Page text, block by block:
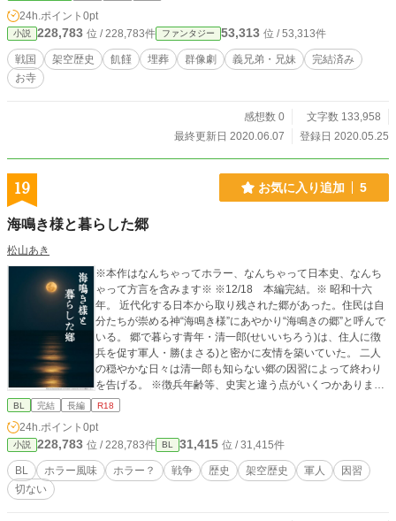
になった。 大臣の一人、剛昌は急死する前の国王の異変に
気が付き調査を進めていくが……。 これは理弔と呼ばれ
る村が出来るまでの物語……。 登場人物たちの過去からこ
の先に待ち受ける未来までを描いた儚き物語……。 そし
24h.ポイント 0pt
小説 228,783 位 / 228,783件 ファンタジー 53,313 位 / 53,313件
戦国 架空歴史 飢饉 埋葬 群像劇 義兄弟・兄妹
完結済み
お寺
感想数 0
文字数 133,958
最終更新日 2020.06.07
登録日 2020.05.25
19 お気に入り追加 5
海鳴き様と暮らした郷
松山あき
※本作はなんちゃってホラー、なんちゃって日本史、なんち
ゃって方言を含みます※ ※12/18 本編完結。※ 昭和十六
年。 近代化する日本から取り残された郷があった。住民は自
分たちが崇める神“海鳴き様”にあやかり“海鳴きの郷”と呼んで
いる。 郷で暮らす青年・清一郎(せいいちろう)は、住人に徴
兵を促す軍人・勝(まさる)と密かに友情を築いていた。 二人
の穏やかな日々は清一郎も知らない郷の因習によって終わり
を告げる。 ※徴兵年齢等、史実と違う点がいくつかあります
※ ※あんまり怖くないホラー要素は最初だけです※ ※方言は
BL 完結 長編 R18
24h.ポイント 0pt
小説 228,783 位 / 228,783件 BL 31,415 位 / 31,415件
BL ホラー風味 ホラー？ 戦争 歴史 架空歴史 軍人
因習
切ない